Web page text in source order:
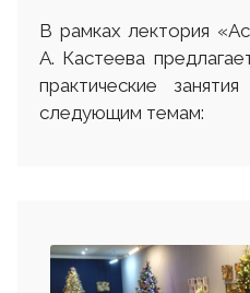
В рамках лектория
А. Кастеева
практические
следующим темам: